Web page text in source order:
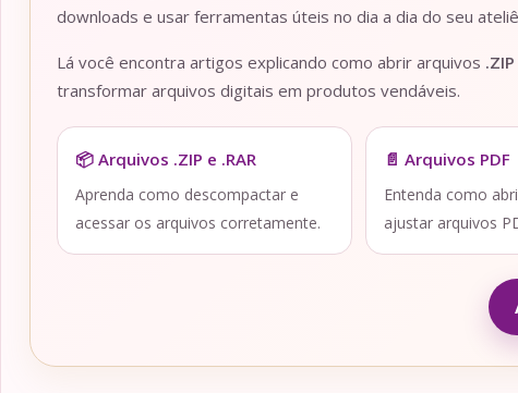
downloads e usar ferramentas úteis no dia a dia do seu
Lá você encontra artigos explicando como abrir arquivos .ZIP
transformar arquivos digitais em produtos vendáveis.
📦 Arquivos .ZIP e .RAR
Aprenda como descompactar e
acessar os arquivos corretamente.
📄 Arquivos PDF
Entenda como
ajustar arquivos